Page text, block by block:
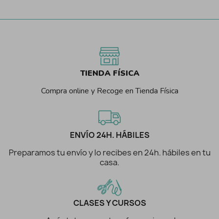
TIENDA FÍSICA
Compra online y Recoge en Tienda Física
ENVÍO 24H. HÁBILES
Preparamos tu envío y lo recibes en 24h. hábiles en tu
casa.
CLASES Y CURSOS